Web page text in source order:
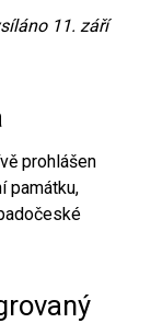
11. září
prohlášen
památku,